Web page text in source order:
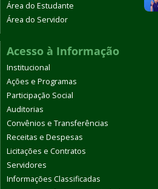
Área do Estudante
Área do Servidor
Acesso à Informação
Institucional
Ações e Programas
Participação Social
Auditorias
Convênios e Transferências
Receitas e Despesas
Licitações e Contratos
Servidores
Informações Classificadas